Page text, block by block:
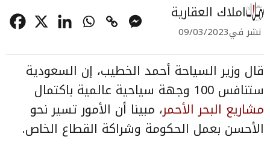
املاك العقارية
نشر في09/03/2023
قال وزير السياحة أحمد الخطيب، إن السعودية
ستنافس 100 وجهة سياحية عالمية باكتمال
مشاريع البحر الأحمر، مبينا أن الأمور تسير نحو
الأحسن بعمل الحكومة وشراكة القطاع الخاص.